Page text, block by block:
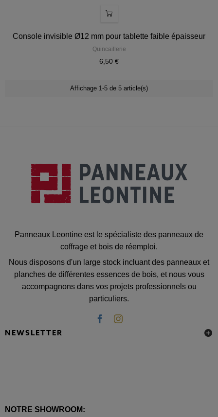
Console invisible Ø12 mm pour tablette faible épaisseur
Quincaillerie
6,50 €
Affichage 1-5 de 5 article(s)
Panneaux Leontine est le spécialiste des panneaux de
coffrage et bois de réemploi.
Nous disposons d'un large stock incluant des panneaux et
planches de différentes essences de bois, et nous vous
accompagnons dans vos projets professionnels ou
particuliers.
NEWSLETTER
NOTRE SHOWROOM: